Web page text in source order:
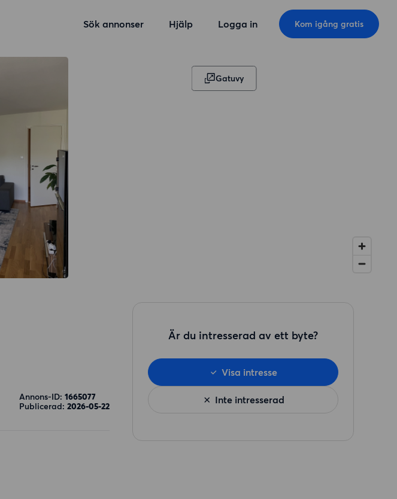
Sök annonser Hjälp Logga in Kom igång gratis
Gatuvy
Annons-ID: 1665077
Publicerad: 2026-05-22
Är du intresserad av ett byte?
Inte intresserad
Visa intresse